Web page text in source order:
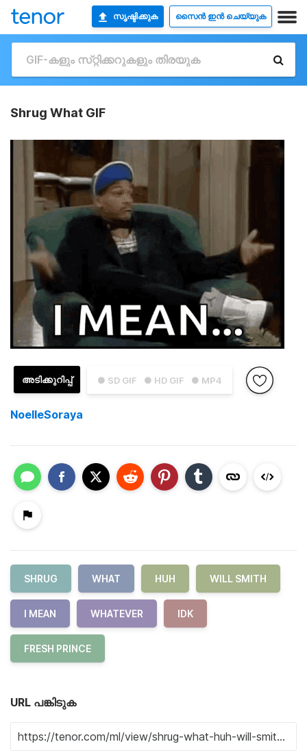
സൃഷ്ടിക്കുക സൈൻ ഇൻ ചെയ്യുക
Shrug What GIF
● SD GIF ● HD GIF ● MP4
അടിക്കുറിപ്പ്
NoelleSoraya
SHRUG WHAT HUH WILL SMITH
I MEAN WHATEVER IDK
FRESH PRINCE
URL പങ്കിടുക